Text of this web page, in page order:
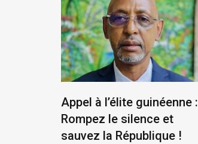
Appel à l’élite guinéenne :
Rompez le silence et
sauvez la République !